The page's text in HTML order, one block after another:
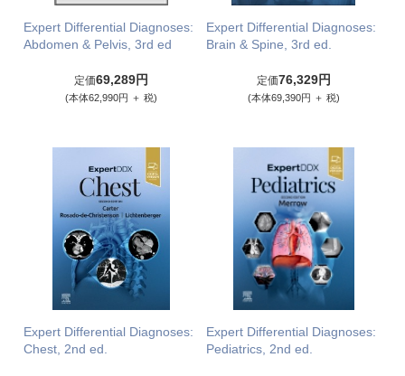
Expert Differential Diagnoses:
Abdomen & Pelvis, 3rd ed
定価69,289円
(本体62,990円 ＋ 税)
Expert Differential Diagnoses:
Brain & Spine, 3rd ed.
定価76,329円
(本体69,390円 ＋ 税)
Expert Differential Diagnoses:
Chest, 2nd ed.
Expert Differential Diagnoses:
Pediatrics, 2nd ed.